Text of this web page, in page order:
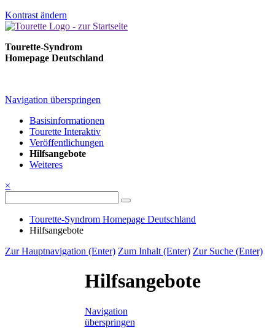
Kontrast ändern
Tourette-Syndrom
Homepage Deutschland
Navigation überspringen
Basisinformationen
Tourette Interaktiv
Veröffentlichungen
Hilfsangebote
Weiteres
×
Tourette-Syndrom Homepage Deutschland
Hilfsangebote
Zur Hauptnavigation (Enter) Zum Inhalt (Enter) Zur Suche (Enter)
Hilfsangebote
Navigation
überspringen